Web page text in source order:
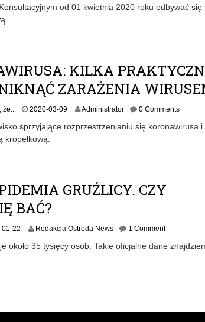
od 01 kwietnia 2020 roku odbywać się
KILKA
ZARAŻENIA
2020-03-092
2
0
Administrator 0 Comments
sprzyjające rozprzestrzenianiu się koronawirusa i
kropelkową.
GRUŹLICY. CZY
BAĆ?
22 Redakcja Ostroda News 1 Comment
około 35 tysięcy osób. Takie oficjalne dane